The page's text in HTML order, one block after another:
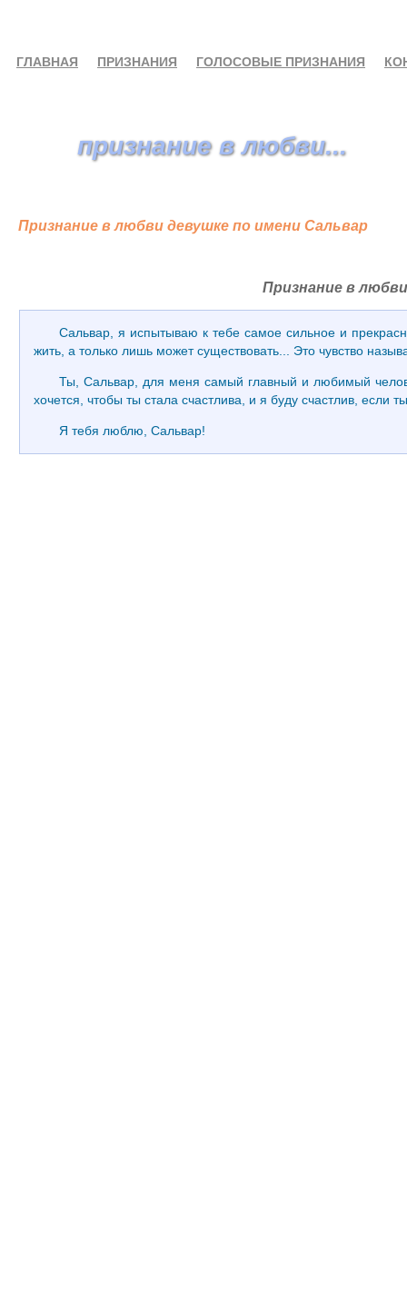
Признание в любви девушке по имени Сальвар
признание в любви...
ГЛАВНАЯ ПРИЗНАНИЯ ГОЛОСОВЫЕ ПРИЗНАНИЯ
Признание в
Сальвар, я испытываю к тебе самое сильное и
жить, а только лишь может существовать... Это чувство
Ты, Сальвар, для меня самый главный и любимый
хочется, чтобы ты стала счастлива, и я буду счастлив, если
Я тебя люблю, Сальвар!